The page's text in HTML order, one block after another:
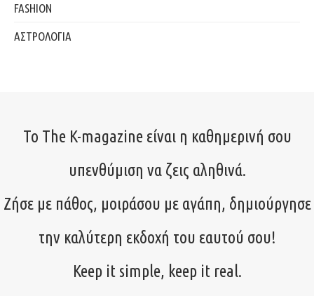
FASHION
ΑΣΤΡΟΛΟΓΙΑ
Το The K-magazine είναι η καθημερινή σου
υπενθύμιση να ζεις αληθινά.
Ζήσε με πάθος, μοιράσου με αγάπη, δημιούργησε
την καλύτερη εκδοχή του εαυτού σου!
Keep it simple, keep it real.